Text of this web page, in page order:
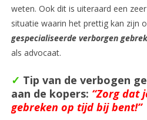
weten. Ook dit is uiteraard een
situatie waarin het prettig kan zijn
gespecialiseerde verborgen
als advocaat.
✓ Tip van de verbogen
aan de kopers: “Zorg dat
gebreken op tijd bij bent!”